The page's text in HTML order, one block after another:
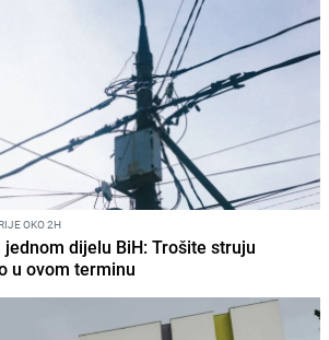
OKO 2H
dijelu BiH: Trošite struju
u ovom terminu